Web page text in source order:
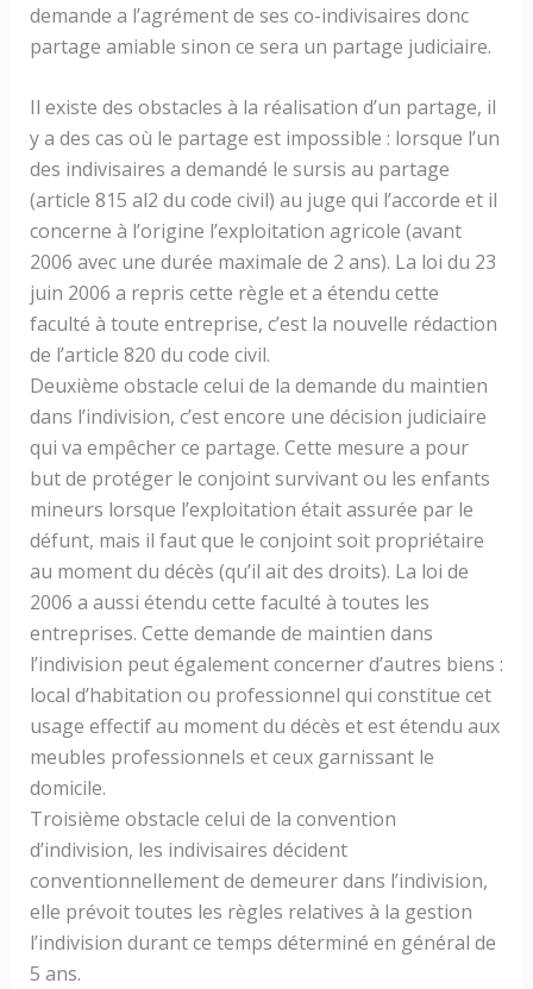
demande a l’agrément de ses co-indivisaires donc
partage amiable sinon ce sera un partage judiciaire.
Il existe des obstacles à la réalisation d’un partage, il
y a des cas où le partage est impossible : lorsque l’un
des indivisaires a demandé le sursis au partage
(article 815 al2 du code civil) au juge qui l’accorde et il
concerne à l’origine l’exploitation agricole (avant
2006 avec une durée maximale de 2 ans). La loi du 23
juin 2006 a repris cette règle et a étendu cette
faculté à toute entreprise, c’est la nouvelle rédaction
de l’article 820 du code civil.
Deuxième obstacle celui de la demande du maintien
dans l’indivision, c’est encore une décision judiciaire
qui va empêcher ce partage. Cette mesure a pour
but de protéger le conjoint survivant ou les enfants
mineurs lorsque l’exploitation était assurée par le
défunt, mais il faut que le conjoint soit propriétaire
au moment du décès (qu’il ait des droits). La loi de
2006 a aussi étendu cette faculté à toutes les
entreprises. Cette demande de maintien dans
l’indivision peut également concerner d’autres biens :
local d’habitation ou professionnel qui constitue cet
usage effectif au moment du décès et est étendu aux
meubles professionnels et ceux garnissant le
domicile.
Troisième obstacle celui de la convention
d’indivision, les indivisaires décident
conventionnellement de demeurer dans l’indivision,
elle prévoit toutes les règles relatives à la gestion
l’indivision durant ce temps déterminé en général de
5 ans.